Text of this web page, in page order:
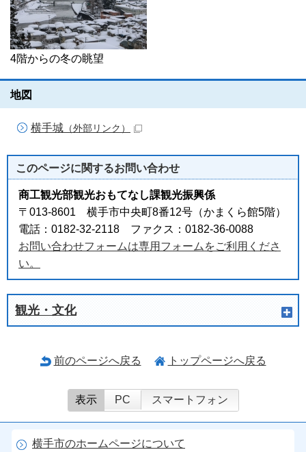
4階からの冬の眺望
地図
横手城 （外部リンク）
このページに関するお問い合わせ
商工観光部観光おもてなし課観光振興係
〒013-8601 横手市中央町8番12号（かまくら館5階）
電話：0182-32-2118 ファクス：0182-36-0088
お問い合わせフォームは専用フォームをご利用くださ
い。
観光・文化
前のページへ戻る トップページへ戻る
表示 PC スマートフォン
横手市のホームページについて